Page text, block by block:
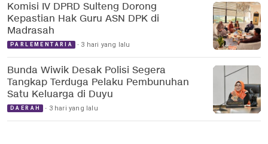
Komisi IV DPRD Sulteng Dorong
Kepastian Hak Guru ASN DPK di
Madrasah
PARLEMENTARIA 3 hari yang lalu
Bunda Wiwik Desak Polisi Segera
Tangkap Terduga Pelaku Pembunuhan
Satu Keluarga di Duyu
DAERAH 3 hari yang lalu